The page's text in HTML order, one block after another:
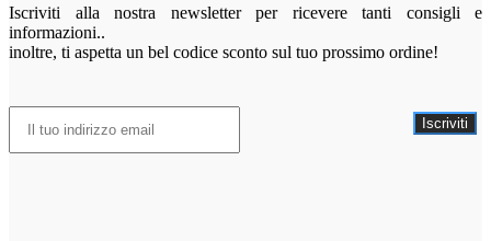
Iscriviti alla nostra newsletter per ricevere tanti consigli e
informazioni..
inoltre, ti aspetta un bel codice sconto sul tuo prossimo ordine!
Iscriviti